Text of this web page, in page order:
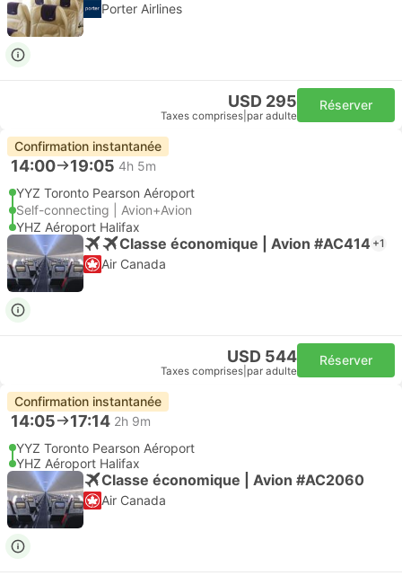
Porter Airlines
USD 295
Taxes comprises par adulte
Réserver
Confirmation instantanée
14:00 19:05 4h 5m
YYZ Toronto Pearson Aéroport
Self-connecting | Avion+Avion
YHZ Aéroport Halifax
Classe économique | Avion #AC414 +1
Air Canada
USD 544
Taxes comprises par adulte
Réserver
Confirmation instantanée
14:05 17:14 2h 9m
YYZ Toronto Pearson Aéroport
YHZ Aéroport Halifax
Classe économique | Avion #AC2060
Air Canada